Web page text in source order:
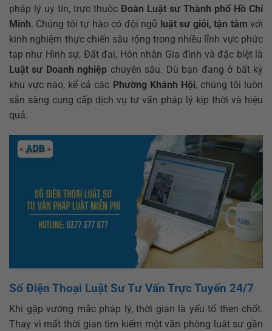
pháp lý uy tín, trực thuộc Đoàn Luật sư Thành phố Hồ Chí
Minh. Chúng tôi tự hào có đội ngũ luật sư giỏi, tận tâm với
kinh nghiệm thực chiến sâu rộng trong nhiều lĩnh vực phức
tạp như Hình sự, Đất đai, Hôn nhân Gia đình và đặc biệt là
Luật sư Doanh nghiệp chuyên sâu. Dù bạn đang ở bất kỳ
khu vực nào, kể cả các Phường Khánh Hội, chúng tôi luôn
sẵn sàng cung cấp dịch vụ tư vấn pháp lý kịp thời và hiệu
quả.
Số Điện Thoại Luật Sư Tư Vấn Trực Tuyến 24/7
Khi gặp vướng mắc pháp lý, thời gian là yếu tố then chốt.
Thay vì mất thời gian tìm kiếm một văn phòng luật sư gần